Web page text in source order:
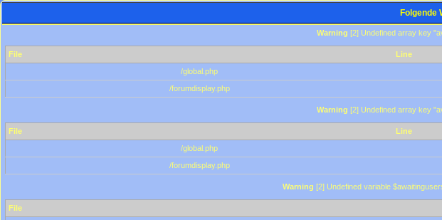
Folgende
Warning [2] Undefined array key
File Line
/global.php
/forumdisplay.php
Warning [2] Undefined array key
File Line
/global.php
/forumdisplay.php
Warning [2] Undefined variable
File